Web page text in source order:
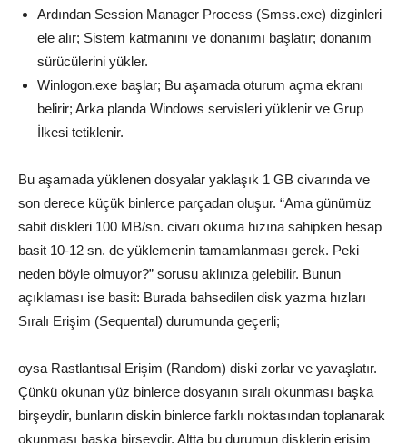
Ardından Session Manager Process (Smss.exe) dizginleri
ele alır; Sistem katmanını ve donanımı başlatır; donanım
sürücülerini yükler.
Winlogon.exe başlar; Bu aşamada oturum açma ekranı
belirir; Arka planda Windows servisleri yüklenir ve Grup
İlkesi tetiklenir.
Bu aşamada yüklenen dosyalar yaklaşık 1 GB civarında ve
son derece küçük binlerce parçadan oluşur. “Ama günümüz
sabit diskleri 100 MB/sn. civarı okuma hızına sahipken hesap
basit 10-12 sn. de yüklemenin tamamlanması gerek. Peki
neden böyle olmuyor?” sorusu aklınıza gelebilir. Bunun
açıklaması ise basit: Burada bahsedilen disk yazma hızları
Sıralı Erişim (Sequental) durumunda geçerli;
oysa Rastlantısal Erişim (Random) diski zorlar ve yavaşlatır.
Çünkü okunan yüz binlerce dosyanın sıralı okunması başka
birşeydir, bunların diskin binlerce farklı noktasından toplanarak
okunması başka birşeydir. Altta bu durumun disklerin erişim